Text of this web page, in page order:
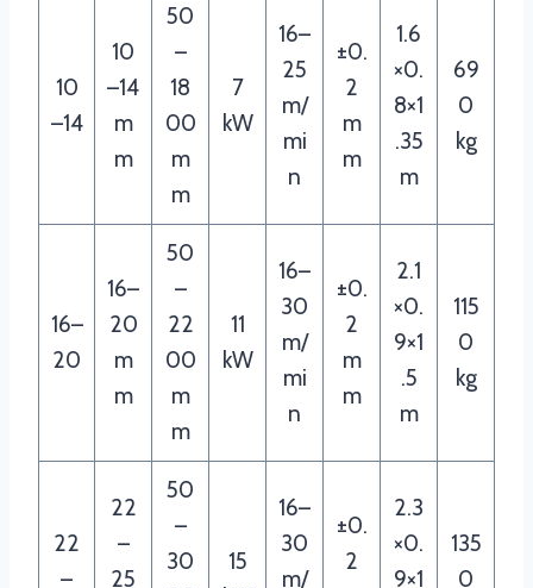
10
–14
10
–14
m
m
50
–
18
00
m
m
7
kW
16–
25
m/
mi
n
±0.
2
m
m
1.6
×0.
8×1
.35
m
69
0
kg
16–
20
16–
20
m
m
50
–
22
00
m
m
11
kW
16–
30
m/
mi
n
±0.
2
m
m
2.1
×0.
9×1
.5
m
115
0
kg
22
–
22
–
25
50
–
30
15
16–
30
m/
±0.
2
2.3
×0.
9×1
135
0